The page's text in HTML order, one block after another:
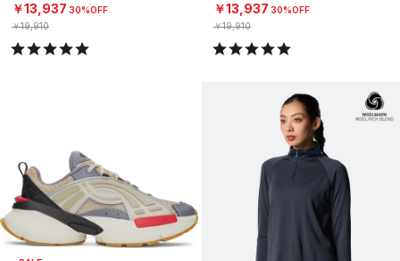
￥13,937 30%OFF
￥19,910
￥13,937 30%OFF
￥19,910